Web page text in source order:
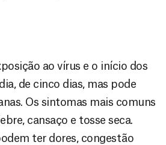
ao vírus e o início dos
de cinco dias, mas pode
Os sintomas mais comuns
cansaço e tosse seca.
ter dores, congestão